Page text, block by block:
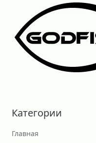
Категории
Главная